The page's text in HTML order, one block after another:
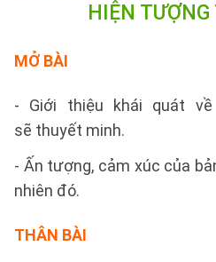
HIỆN
MỞ BÀI
- Giới thiệu khái quát
sẽ thuyết minh.
- Ấn tượng, cảm xúc của
nhiên đó.
THÂN BÀI